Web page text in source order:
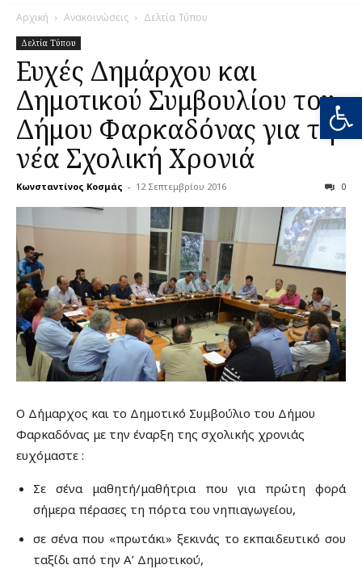
Αρχική Ανακοινώσεις Δελτία Τύπου
Δελτία Τύπου
Ευχές Δημάρχου και
Δημοτικού Συμβουλίου του
Δήμου Φαρκαδόνας για τη
νέα Σχολική Χρονιά
Κωνσταντίνος Κοσμάς - 12 Σεπτεμβρίου 2016 0
Ο Δήμαρχος και το Δημοτικό Συμβούλιο του Δήμου
Φαρκαδόνας με την έναρξη της σχολικής χρονιάς
ευχόμαστε :
Σε σένα μαθητή/μαθήτρια που για πρώτη φορά
σήμερα πέρασες τη πόρτα του νηπιαγωγείου,
σε σένα που «πρωτάκι» ξεκινάς το εκπαιδευτικό σου
ταξίδι από την Α’ Δημοτικού,